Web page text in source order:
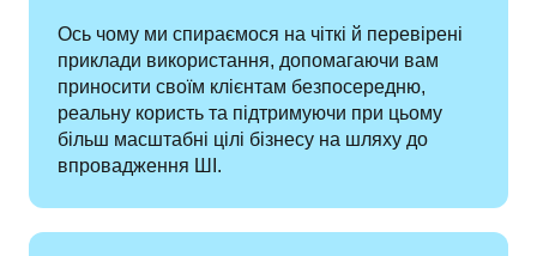
Ось чому ми спираємося на чіткі й перевірені
приклади використання, допомагаючи вам
приносити своїм клієнтам безпосередню,
реальну користь та підтримуючи при цьому
більш масштабні цілі бізнесу на шляху до
впровадження ШІ.